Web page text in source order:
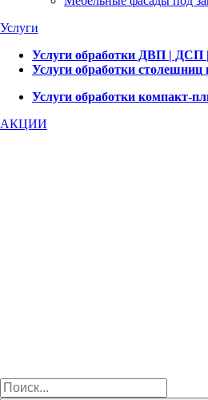
Услуги
Услуги обработки ДВП |
Услуги обработки столешниц
Услуги обработки компакт-
АКЦИИ